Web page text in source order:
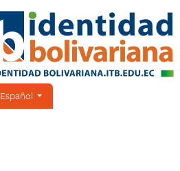
Cambiar el idioma. El idioma actual es:
Español